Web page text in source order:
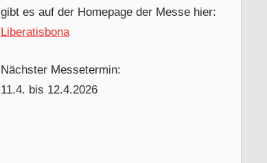
gibt es auf der Homepage der Messe hier:
Liberatisbona
Nächster Messetermin:
11.4. bis 12.4.2026